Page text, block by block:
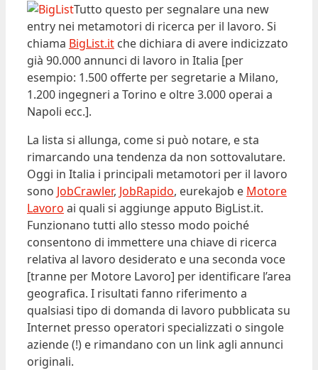
Tutto questo per segnalare una new
entry nei metamotori di ricerca per il lavoro. Si
chiama BigList.it che dichiara di avere indicizzato
già 90.000 annunci di lavoro in Italia [per
esempio: 1.500 offerte per segretarie a Milano,
1.200 ingegneri a Torino e oltre 3.000 operai a
Napoli ecc.].
La lista si allunga, come si può notare, e sta
rimarcando una tendenza da non sottovalutare.
Oggi in Italia i principali metamotori per il lavoro
sono JobCrawler, JobRapido, eurekajob e Motore
Lavoro ai quali si aggiunge apputo BigList.it.
Funzionano tutti allo stesso modo poiché
consentono di immettere una chiave di ricerca
relativa al lavoro desiderato e una seconda voce
[tranne per Motore Lavoro] per identificare l’area
geografica. I risultati fanno riferimento a
qualsiasi tipo di domanda di lavoro pubblicata su
Internet presso operatori specializzati o singole
aziende (!) e rimandano con un link agli annunci
originali.